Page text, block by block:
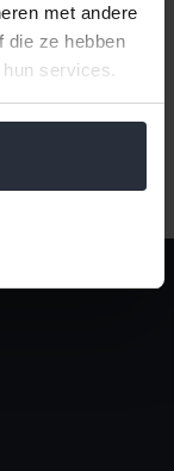
met andere
die ze hebben
services.